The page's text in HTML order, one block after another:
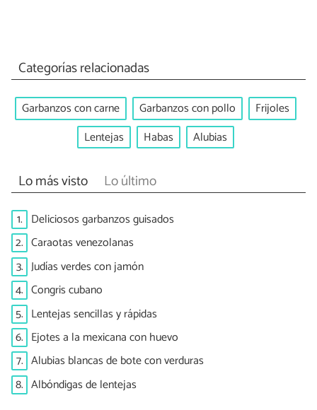
Categorías relacionadas
Garbanzos con carne Garbanzos con pollo
Frijoles
Lentejas
Habas Alubias
Lo más visto Lo último
1. Deliciosos garbanzos guisados
2. Caraotas venezolanas
3. Judías verdes con jamón
4. Congris cubano
5. Lentejas sencillas y rápidas
6. Ejotes a la mexicana con huevo
7. Alubias blancas de bote con verduras
8. Albóndigas de lentejas